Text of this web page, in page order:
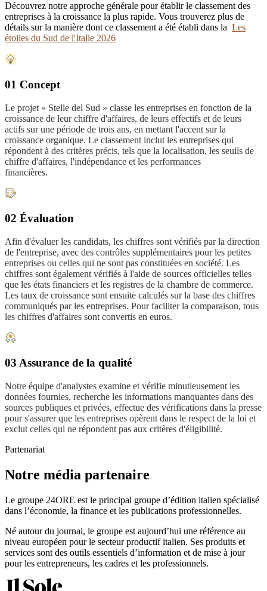
Découvrez notre approche générale pour établir le classement des
entreprises à la croissance la plus rapide. Vous trouverez plus de
détails sur la manière dont ce classement a été établi dans la Les
étoiles du Sud de l'Italie 2026
01 Concept
Le projet « Stelle del Sud » classe les entreprises en fonction de la
croissance de leur chiffre d'affaires, de leurs effectifs et de leurs
actifs sur une période de trois ans, en mettant l'accent sur la
croissance organique. Le classement inclut les entreprises qui
répondent à des critères précis, tels que la localisation, les seuils de
chiffre d'affaires, l'indépendance et les performances
financières.
02 Évaluation
Afin d'évaluer les candidats, les chiffres sont vérifiés par la direction
de l'entreprise, avec des contrôles supplémentaires pour les petites
entreprises ou celles qui ne sont pas constituées en société. Les
chiffres sont également vérifiés à l'aide de sources officielles telles
que les états financiers et les registres de la chambre de commerce.
Les taux de croissance sont ensuite calculés sur la base des chiffres
communiqués par les entreprises. Pour faciliter la comparaison, tous
les chiffres d'affaires sont convertis en euros.
03 Assurance de la qualité
Notre équipe d'analystes examine et vérifie minutieusement les
données fournies, recherche les informations manquantes dans des
sources publiques et privées, effectue des vérifications dans la presse
pour s'assurer que les entreprises opèrent dans le respect de la loi et
exclut celles qui ne répondent pas aux critères d'éligibilité.
Partenariat
Notre média partenaire
Le groupe 24ORE est le principal groupe d’édition italien spécialisé
dans l’économie, la finance et les publications professionnelles.
Né autour du journal, le groupe est aujourd’hui une référence au
niveau européen pour le secteur productif italien. Ses produits et
services sont des outils essentiels d’information et de mise à jour
pour les entrepreneurs, les cadres et les professionnels.